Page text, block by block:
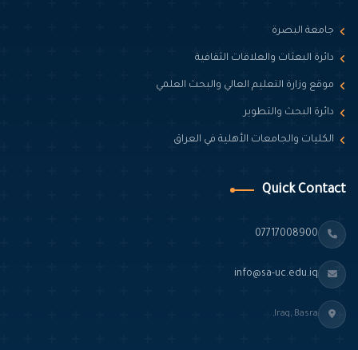
جامعة البصرة
دائرة البعثات والعلاقات الثقافية
موقع وزارة التعليم العالي والبحث العلمي
دائرة البحث والتطوير
الكليات والجامعات الأهلية في العراق
Quick Contact
07717008900
info@sa-uc.edu.iq
Iraq, Basra,